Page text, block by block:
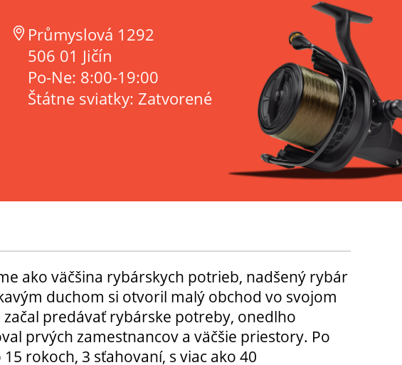
Průmyslová 1292
506 01 Jičín
Po-Ne: 8:00-19:00
Štátne sviatky: Zatvorené
ako väčšina rybárskych potrieb, nadšený rybár
duchom si otvoril malý obchod vo svojom
začal predávať rybárske potreby, onedlho
prvých zamestnancov a väčšie priestory. Po
15 rokoch, 3 sťahovaní, s viac ako 40